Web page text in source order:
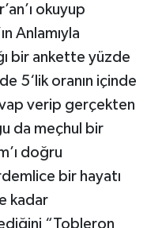
okuyup
Anlamıyla
bir ankette yüzde
5‘lik oranın içinde
verip gerçekten
da meçhul bir
doğru
bir hayatı
kadar
“Tobleron